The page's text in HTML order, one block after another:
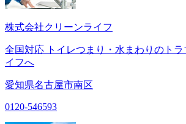
株式会社クリーンライフ
全国対応 トイレつまり・水まわりのト
イフへ
愛知県名古屋市南区
0120-546593